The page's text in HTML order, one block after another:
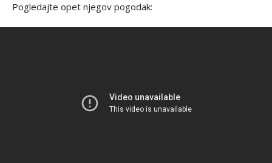
Pogledajte opet njegov pogodak: